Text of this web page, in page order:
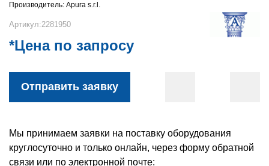
Производитель: Apura s.r.l.
Артикул:2281950
*Цена по запросу
Отправить заявку
Мы принимаем заявки на поставку оборудования
круглосуточно и только онлайн, через форму обратной
связи или по электронной почте: